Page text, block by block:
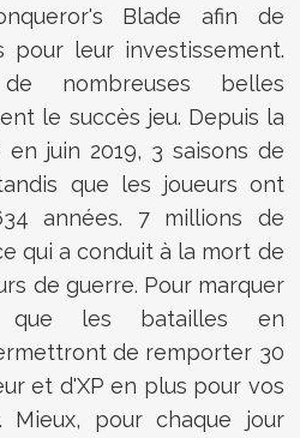
Blade afin de
pour leur investissement.
nombreuses belles
le succès jeu. Depuis la
juin 2019, 3 saisons de
que les joueurs ont
années. 7 millions de
qui a conduit à la mort de
de guerre. Pour marquer
que les batailles en
de remporter 30
et d'XP en plus pour vos
pour chaque jour